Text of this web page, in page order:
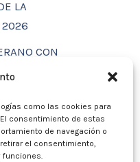
como las cookies para
consentimiento de estas
de navegación o
el consentimiento,
funciones.
LA
2026
CON
86
2026